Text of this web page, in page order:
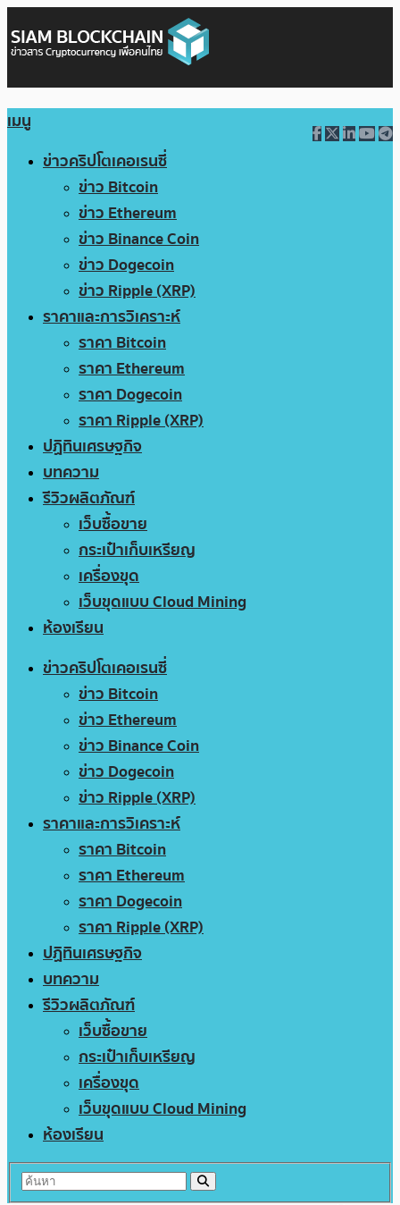
เมนู
ข่าวคริปโตเคอเรนซี่
ข่าว Bitcoin
ข่าว Ethereum
ข่าว Binance Coin
ข่าว Dogecoin
ข่าว Ripple (XRP)
ราคาและการวิเคราะห์
ราคา Bitcoin
ราคา Ethereum
ราคา Dogecoin
ราคา Ripple (XRP)
ปฏิทินเศรษฐกิจ
บทความ
รีวิวผลิตภัณฑ์
เว็บซื้อขาย
กระเป๋าเก็บเหรียญ
เครื่องขุด
เว็บขุดแบบ Cloud Mining
ห้องเรียน
ข่าวคริปโตเคอเรนซี่
ข่าว Bitcoin
ข่าว Ethereum
ข่าว Binance Coin
ข่าว Dogecoin
ข่าว Ripple (XRP)
ราคาและการวิเคราะห์
ราคา Bitcoin
ราคา Ethereum
ราคา Dogecoin
ราคา Ripple (XRP)
ปฏิทินเศรษฐกิจ
บทความ
รีวิวผลิตภัณฑ์
เว็บซื้อขาย
กระเป๋าเก็บเหรียญ
เครื่องขุด
เว็บขุดแบบ Cloud Mining
ห้องเรียน